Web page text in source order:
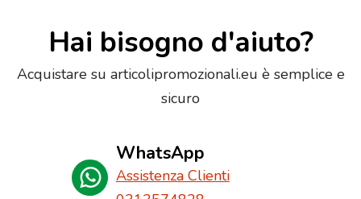
Hai bisogno d'aiuto?
Acquistare su articolipromozionali.eu è semplice e
sicuro
WhatsApp
Assistenza Clienti